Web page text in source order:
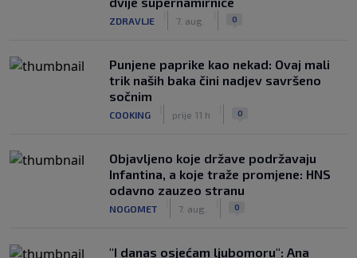
ZDRAVLJE 7. aug. 0
Punjene paprike kao nekad: Ovaj mali
trik naših baka čini nadjev savršeno
sočnim
COOKING prije 11 h 0
Objavljeno koje države podržavaju
Infantina, a koje traže promjene: HNS
odavno zauzeo stranu
NOGOMET 7. aug. 0
"I danas osjećam ljubomoru": Ana